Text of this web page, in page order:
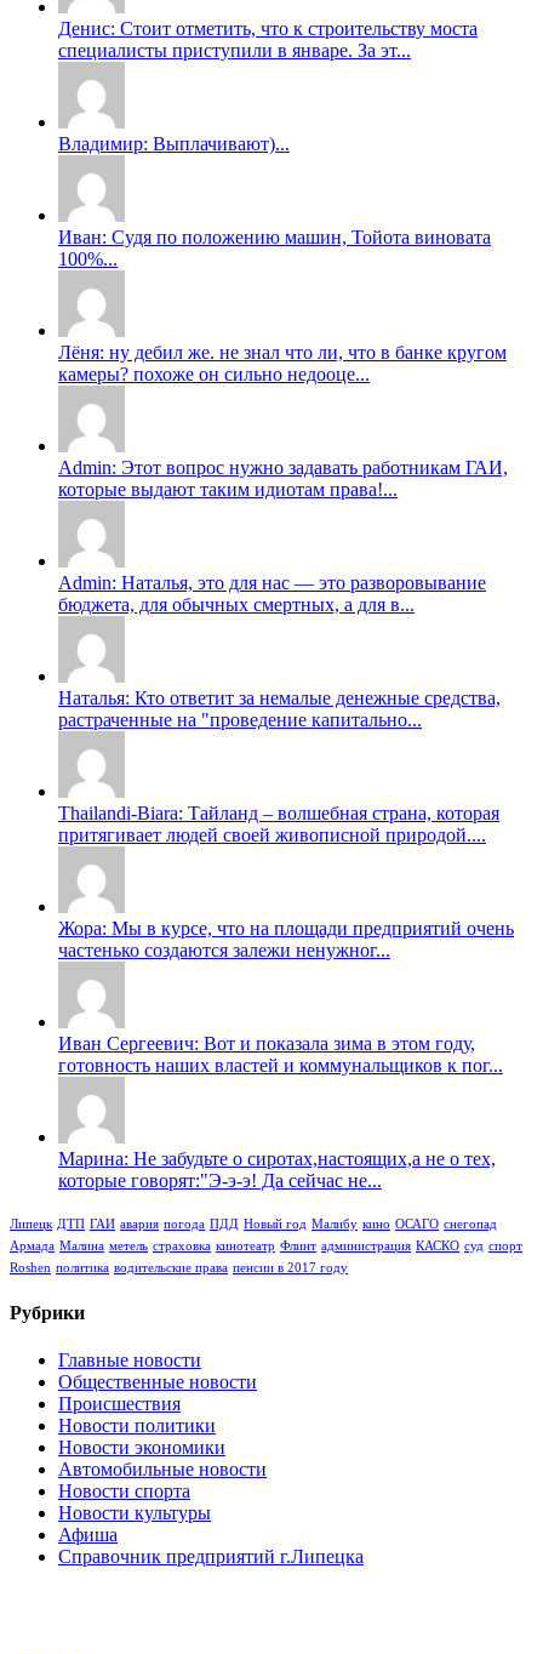
Денис: Стоит отметить, что к строительству моста
специалисты приступили в январе. За эт...
Владимир: Выплачивают)...
Иван: Судя по положению машин, Тойота виновата
100%...
Лёня: ну дебил же. не знал что ли, что в банке кругом
камеры? похоже он сильно недооце...
Admin: Этот вопрос нужно задавать работникам ГАИ,
которые выдают таким идиотам права!...
Admin: Наталья, это для нас — это разворовывание
бюджета, для обычных смертных, а для в...
Наталья: Кто ответит за немалые денежные средства,
растраченные на "проведение капитально...
Thailandi-Biara: Тайланд – волшебная страна, которая
притягивает людей своей живописной природой....
Жора: Мы в курсе, что на площади предприятий очень
частенько создаются залежи ненужног...
Иван Сергеевич: Вот и показала зима в этом году,
готовность наших властей и коммунальщиков к пог...
Марина: Не забудьте о сиротах,настоящих,а не о тех,
которые говорят:"Э-э-э! Да сейчас не...
Липецк ДТП ГАИ авария погода ПДД Новый год Малибу кино ОСАГО снегопад
Армада Малина метель страховка кинотеатр Флинт администрация КАСКО суд спорт
Roshen политика водительские права пенсии в 2017 году
Рубрики
Главные новости
Общественные новости
Происшествия
Новости политики
Новости экономики
Автомобильные новости
Новости спорта
Новости культуры
Афиша
Справочник предприятий г.Липецка